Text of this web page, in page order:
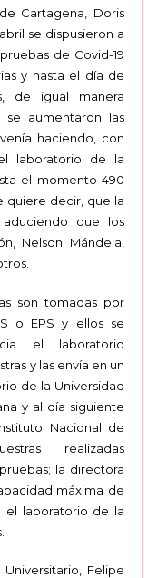
Cartagena, Doris
se dispusieron a
de Covid-19
y hasta el día de
de igual manera
aumentaron las
haciendo, con
laboratorio de la
el momento 490
quiere decir, que la
que los
Nelson Mándela,
son tomadas por
o EPS y ellos se
el laboratorio
y las envía en un
de la Universidad
y al día siguiente
Nacional de
realizadas
la directora
máxima de
el laboratorio de la
Felipe